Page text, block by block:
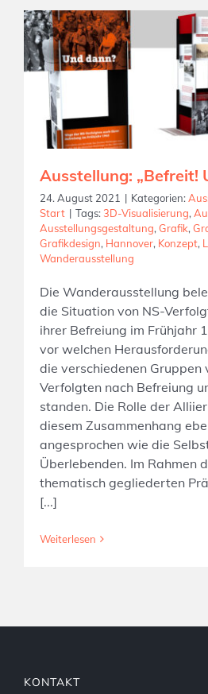
Ausstellung: „Befreit!
24. August 2021 | Kategorien:
Start | Tags: 3D-Visualisierung,
Ausstellungsgestaltung, Grafik,
Grafikdesign, Hannover, Konzept,
Wanderausstellung
Die Wanderausstellung
die Situation von NS-
ihrer Befreiung im Frühjahr
vor welchen
die verschiedenen Gruppen
Verfolgten nach Befreiung
standen. Die Rolle der
diesem Zusammenhang
angesprochen wie die
Überlebenden. Im Rahmen
thematisch gegliederten
[...]
Weiterlesen
KONTAKT